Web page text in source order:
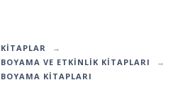
KITAPLAR
BOYAMA VE ETKINLIK KITAPLARI
BOYAMA KITAPLARI